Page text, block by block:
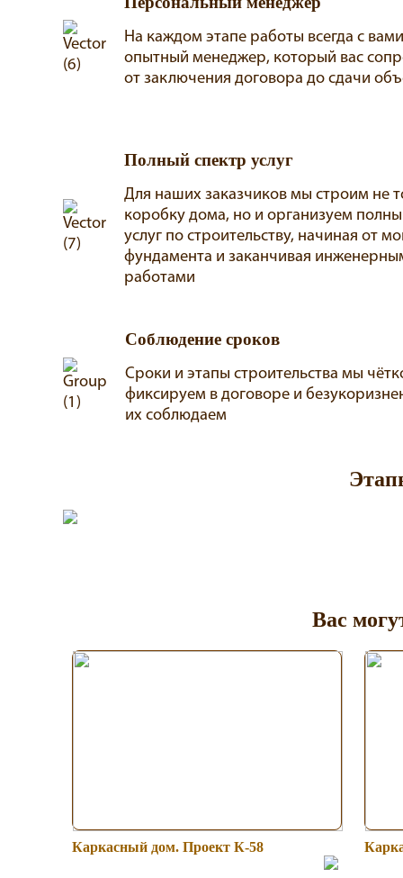
На каждом этапе работы всегда с
опытный менеджер, который вас
от заключения договора до сдачи
Полный спектр услуг
Для наших заказчиков мы строим не
коробку дома, но и организуем
услуг по строительству, начиная от
фундамента и заканчивая
работами
Соблюдение сроков
Сроки и этапы строительства мы
фиксируем в договоре и
их соблюдаем
Вас
Каркасный дом. Проект К-58